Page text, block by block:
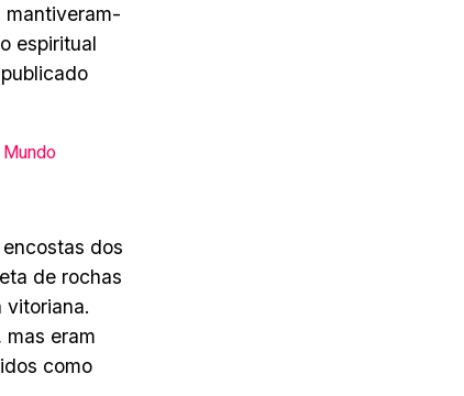
mantiveram-
espiritual
dos
de rochas
vitoriana.
mas eram
como